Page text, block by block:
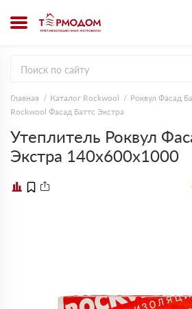
Главная Каталог Rockwool
Роквул Фасад
Rockwool Фасад Баттс Экстра
Утеплитель Роквул
Экстра 140х600х1000